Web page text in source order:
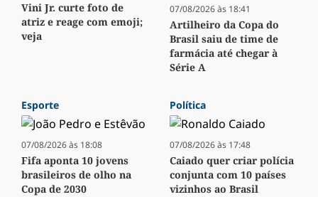
Vini Jr. curte foto de
atriz e reage com emoji;
veja
07/08/2026 às 18:41
Artilheiro da Copa do
Brasil saiu de time de
farmácia até chegar à
Série A
Esporte
07/08/2026 às 18:08
Fifa aponta 10 jovens
brasileiros de olho na
Copa de 2030
Política
07/08/2026 às 17:48
Caiado quer criar polícia
conjunta com 10 países
vizinhos ao Brasil